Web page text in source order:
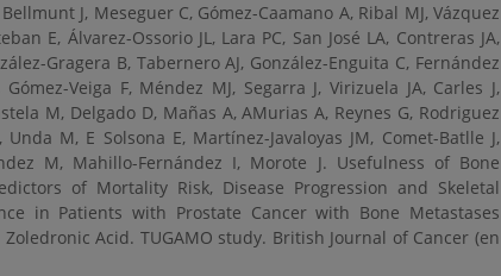
J, Meseguer C, Gómez-Caamano A, Ribal MJ, Vázquez
E, Álvarez-Ossorio JL, Lara PC, San José LA, Contreras JA,
Gragera B, Tabernero AJ, González-Enguita C, Fernández
Veiga F, Méndez MJ, Segarra J, Virizuela JA, Carles J,
M, Delgado D, Mañas A, AMurias A, Reynes G, Rodriguez
M, E Solsona E, Martínez-Javaloyas JM, Comet-Batlle J,
M, Mahillo-Fernández I, Morote J. Usefulness of Bone
of Mortality Risk, Disease Progression and Skeletal
in Patients with Prostate Cancer with Bone Metastases
Acid. TUGAMO study. British Journal of Cancer (en